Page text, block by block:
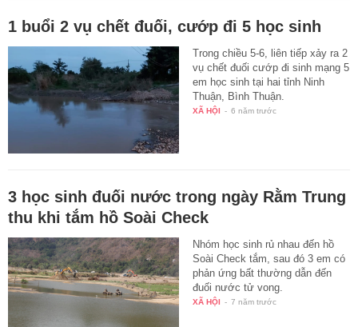
1 buổi 2 vụ chết đuối, cướp đi 5 học sinh
Trong chiều 5-6, liên tiếp xảy ra 2
vụ chết đuối cướp đi sinh mạng 5
em học sinh tại hai tỉnh Ninh
Thuận, Bình Thuận.
XÃ HỘI - 6 năm trước
3 học sinh đuối nước trong ngày Rằm Trung
thu khi tắm hồ Soài Check
Nhóm học sinh rủ nhau đến hồ
Soài Check tắm, sau đó 3 em có
phản ứng bất thường dẫn đến
đuối nước tử vong.
XÃ HỘI - 7 năm trước